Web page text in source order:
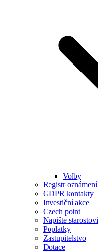
Volby
Registr oznámení
GDPR kontakty
Investiční akce
Czech point
Napište starostovi
Poplatky
Zastupitelstvo
Dotace